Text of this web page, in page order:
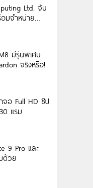
Ltd. จับ
มจำหน่าย
มีรุ่นพิเศษ
จริงหรือ!
จอ Full HD ชิป
แรม
9 Pro และ
ด้วย